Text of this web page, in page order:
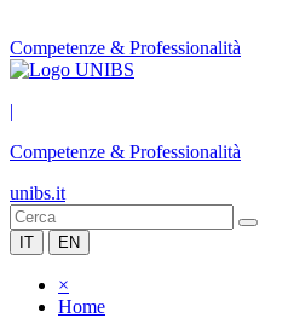
Competenze & Professionalità
|
Competenze & Professionalità
unibs.it
IT EN
×
Home